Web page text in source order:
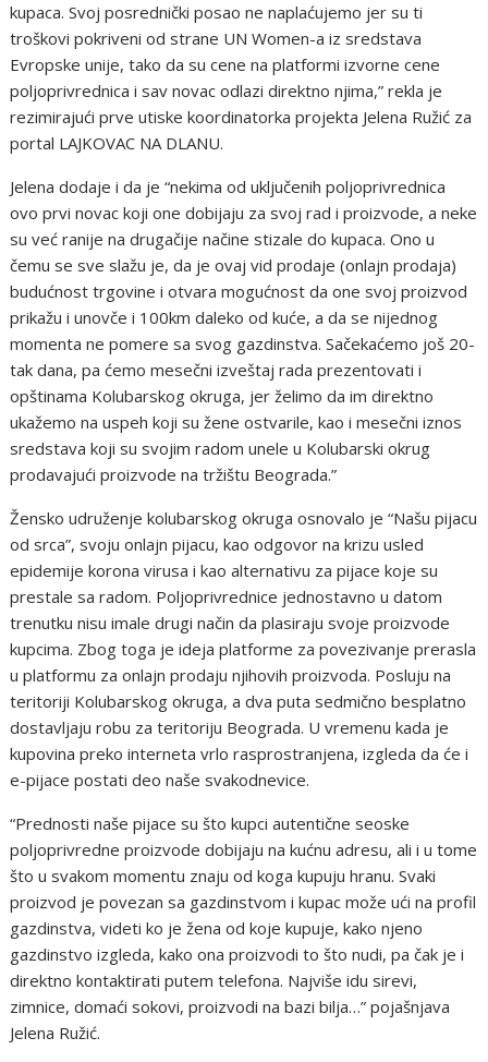
kupaca. Svoj posrednički posao ne naplaćujemo jer su ti
troškovi pokriveni od strane UN Women-a iz sredstava
Evropske unije, tako da su cene na platformi izvorne cene
poljoprivrednica i sav novac odlazi direktno njima,” rekla je
rezimirajući prve utiske koordinatorka projekta Jelena Ružić za
portal LAJKOVAC NA DLANU.
Jelena dodaje i da je “nekima od uključenih poljoprivrednica
ovo prvi novac koji one dobijaju za svoj rad i proizvode, a neke
su već ranije na drugačije načine stizale do kupaca. Ono u
čemu se sve slažu je, da je ovaj vid prodaje (onlajn prodaja)
budućnost trgovine i otvara mogućnost da one svoj proizvod
prikažu i unovče i 100km daleko od kuće, a da se nijednog
momenta ne pomere sa svog gazdinstva. Sačekaćemo još 20-
tak dana, pa ćemo mesečni izveštaj rada prezentovati i
opštinama Kolubarskog okruga, jer želimo da im direktno
ukažemo na uspeh koji su žene ostvarile, kao i mesečni iznos
sredstava koji su svojim radom unele u Kolubarski okrug
prodavajući proizvode na tržištu Beograda.”
Žensko udruženje kolubarskog okruga osnovalo je “Našu pijacu
od srca”, svoju onlajn pijacu, kao odgovor na krizu usled
epidemije korona virusa i kao alternativu za pijace koje su
prestale sa radom. Poljoprivrednice jednostavno u datom
trenutku nisu imale drugi način da plasiraju svoje proizvode
kupcima. Zbog toga je ideja platforme za povezivanje prerasla
u platformu za onlajn prodaju njihovih proizvoda. Posluju na
teritoriji Kolubarskog okruga, a dva puta sedmično besplatno
dostavljaju robu za teritoriju Beograda. U vremenu kada je
kupovina preko interneta vrlo rasprostranjena, izgleda da će i
e-pijace postati deo naše svakodnevice.
“Prednosti naše pijace su što kupci autentične seoske
poljoprivredne proizvode dobijaju na kućnu adresu, ali i u tome
što u svakom momentu znaju od koga kupuju hranu. Svaki
proizvod je povezan sa gazdinstvom i kupac može ući na profil
gazdinstva, videti ko je žena od koje kupuje, kako njeno
gazdinstvo izgleda, kako ona proizvodi to što nudi, pa čak je i
direktno kontaktirati putem telefona. Najviše idu sirevi,
zimnice, domaći sokovi, proizvodi na bazi bilja…” pojašnjava
Jelena Ružić.